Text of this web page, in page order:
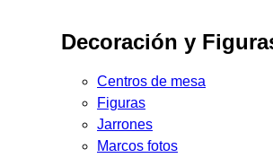
Decoración y
Centros de mesa
Figuras
Jarrones
Marcos fotos